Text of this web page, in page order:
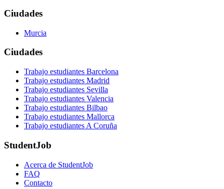
Ciudades
Murcia
Ciudades
Trabajo estudiantes Barcelona
Trabajo estudiantes Madrid
Trabajo estudiantes Sevilla
Trabajo estudiantes Valencia
Trabajo estudiantes Bilbao
Trabajo estudiantes Mallorca
Trabajo estudiantes A Coruña
StudentJob
Acerca de StudentJob
FAQ
Contacto